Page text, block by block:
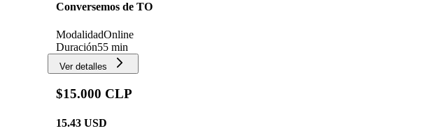
Conversemos de TO
ModalidadOnline
Duración55 min
Ver detalles
$15.000 CLP
15.43 USD